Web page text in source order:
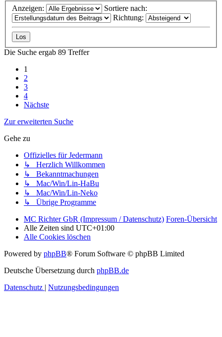
Anzeigen:
Sortiere nach:
Richtung:
Die Suche ergab 89 Treffer
1
2
3
4
Nächste
Zur erweiterten Suche
Gehe zu
Offizielles für Jedermann
↳ Herzlich Willkommen
↳ Bekanntmachungen
↳ Mac/Win/Lin-HaBu
↳ Mac/Win/Lin-Neko
↳ Übrige Programme
MC Richter GbR (Impressum / Datenschutz) Foren-Übersicht
Alle Zeiten sind UTC+01:00
Alle Cookies löschen
Powered by phpBB® Forum Software © phpBB Limited
Deutsche Übersetzung durch phpBB.de
Datenschutz
Nutzungsbedingungen